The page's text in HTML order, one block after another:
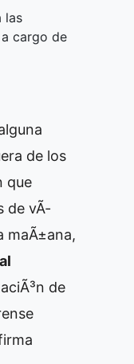
las
cargo de
de los
que
de vÃ­
maÃ±ana,
de